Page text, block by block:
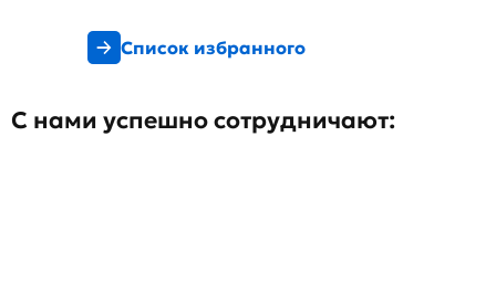
Список избранного
С нами успешно сотрудничают: